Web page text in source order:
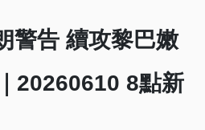
警告 續攻黎巴嫩
20260610 8點新